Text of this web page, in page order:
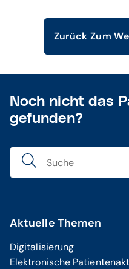
Zurück Zum
Noch nicht das
gefunden?
Aktuelle Themen
Digitalisierung
Elektronische